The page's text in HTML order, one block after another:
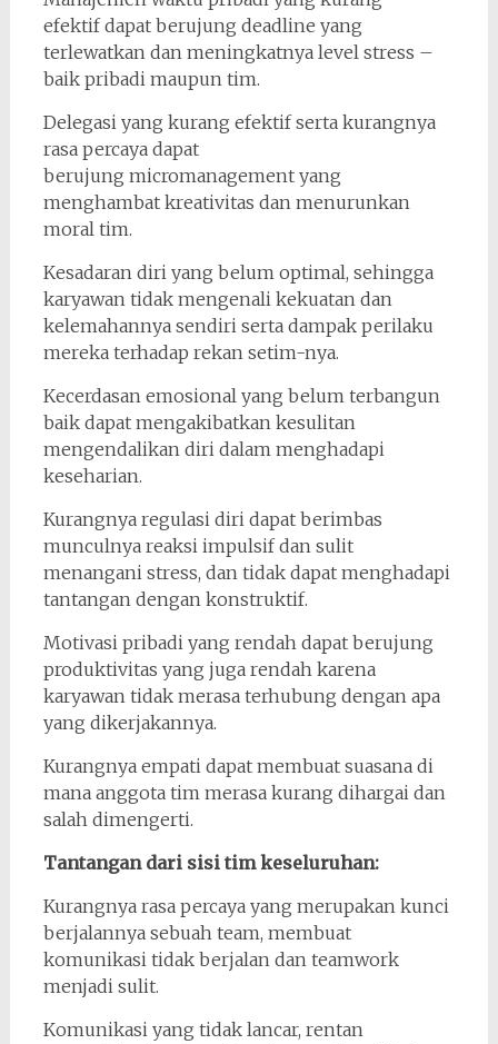
efektif dapat berujung deadline yang
terlewatkan dan meningkatnya level stress –
baik pribadi maupun tim.
Delegasi yang kurang efektif serta kurangnya
rasa percaya dapat
berujung micromanagement yang
menghambat kreativitas dan menurunkan
moral tim.
Kesadaran diri yang belum optimal, sehingga
karyawan tidak mengenali kekuatan dan
kelemahannya sendiri serta dampak perilaku
mereka terhadap rekan setim-nya.
Kecerdasan emosional yang belum terbangun
baik dapat mengakibatkan kesulitan
mengendalikan diri dalam menghadapi
keseharian.
Kurangnya regulasi diri dapat berimbas
munculnya reaksi impulsif dan sulit
menangani stress, dan tidak dapat menghadapi
tantangan dengan konstruktif.
Motivasi pribadi yang rendah dapat berujung
produktivitas yang juga rendah karena
karyawan tidak merasa terhubung dengan apa
yang dikerjakannya.
Kurangnya empati dapat membuat suasana di
mana anggota tim merasa kurang dihargai dan
salah dimengerti.
Tantangan dari sisi tim keseluruhan:
Kurangnya rasa percaya yang merupakan kunci
berjalannya sebuah team, membuat
komunikasi tidak berjalan dan teamwork
menjadi sulit.
Komunikasi yang tidak lancar, rentan